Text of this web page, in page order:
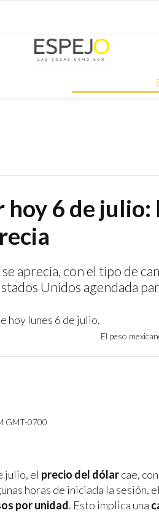
6 de julio:
aprecia, con el tipo de
Unidos agendada
El peso
GMT-0700
julio, el precio del dólarcae,
horas de iniciada la sesión,
por unidad. Esto implica una